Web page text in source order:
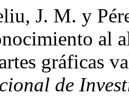
J. M. y
al
gráficas
de